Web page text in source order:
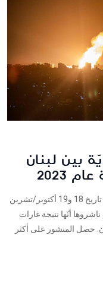
بين لبنان
2023
فريق شييك.نشرت حسابات عبر منصّة (X)، بين تاريخ 18 و19 أكتوبر/تشرين
ناشروها أنّها نتيجة غارات
حصل المنشور على أكثر